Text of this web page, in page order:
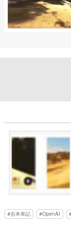
吉本幸記 OpenAI